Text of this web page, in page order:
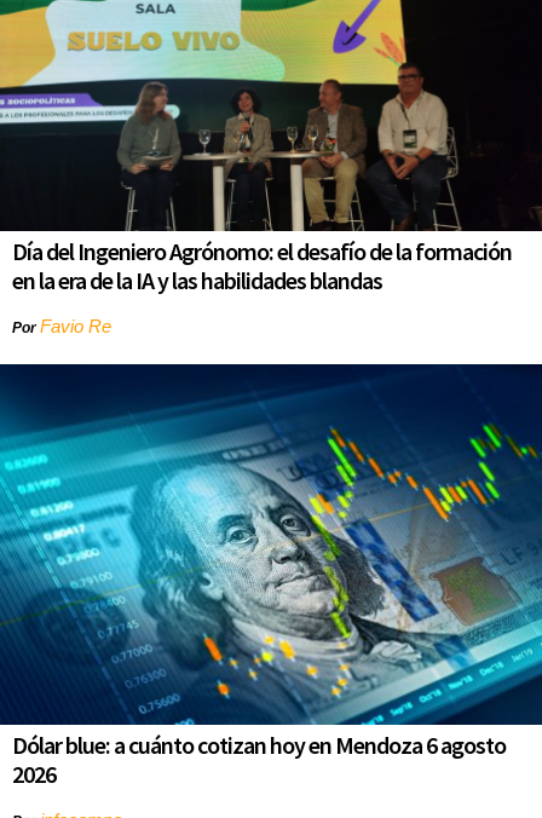
Día del Ingeniero Agrónomo: el desafío de la formación
en la era de la IA y las habilidades blandas
PorFavio Re
Dólar blue: a cuánto cotizan hoy en Mendoza 6 agosto
2026